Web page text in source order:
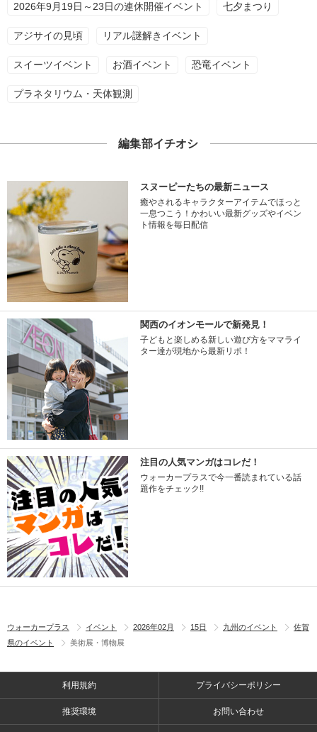
2026年9月19日～23日の連休開催イベント 七夕まつり
アジサイの見頃 リアル謎解きイベント
スイーツイベント お酒イベント 恐竜イベント
プラネタリウム・天体観測
編集部イチオシ
スヌーピーたちの最新ニュース
癒やされるキャラクターアイテムでほっと
一息つこう！かわいい最新グッズやイベン
ト情報を毎日配信
関西のイオンモールで新発見！
子どもと楽しめる新しい遊び方をママライ
ター達が現地から最新リポ！
注目の人気マンガはコレだ！
ウォーカープラスで今一番読まれている話
題作をチェック!!
ウォーカープラス イベント 2026年02月 15日 九州のイベント
佐賀
県のイベント
美術展・博物展
利用規約 プライバシーポリシー
推奨環境 お問い合わせ